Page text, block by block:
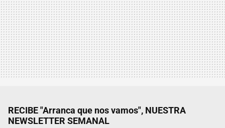
RECIBE "Arranca que nos vamos", NUESTRA
NEWSLETTER SEMANAL